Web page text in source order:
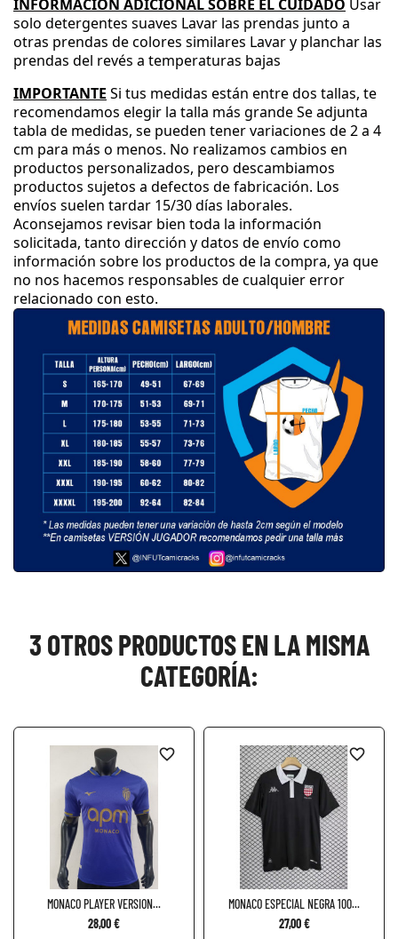
INFORMACIÓN ADICIONAL SOBRE EL CUIDADO Usar
solo detergentes suaves Lavar las prendas junto a
otras prendas de colores similares Lavar y planchar las
prendas del revés a temperaturas bajas
IMPORTANTE Si tus medidas están entre dos tallas, te
recomendamos elegir la talla más grandeSe adjunta
tabla de medidas, se pueden tener variaciones de 2 a 4
cm para más o menos. No realizamos cambios en
productos personalizados, pero descambiamos
productos sujetos a defectos de fabricación. Los
envíos suelen tardar 15/30 días laborales.
Aconsejamos revisar bien toda la información
solicitada, tanto dirección y datos de envío como
información sobre los productos de la compra, ya que
no nos hacemos responsables de cualquier error
relacionado con esto.
3 OTROS PRODUCTOS EN LA MISMA
CATEGORÍA:
MONACO PLAYER VERSION...
28,00 €
favorite_border
MONACO ESPECIAL NEGRA 100...
27,00 €
favorite_border